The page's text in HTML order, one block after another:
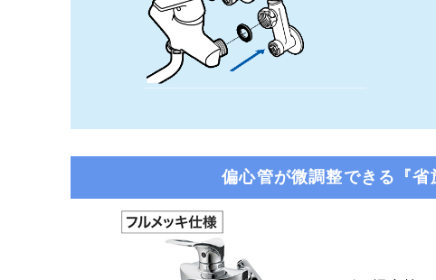
偏心管が微調整できる『省